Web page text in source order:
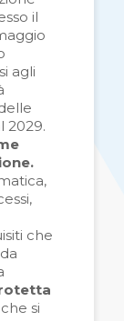
il
agli
2029.
che
si